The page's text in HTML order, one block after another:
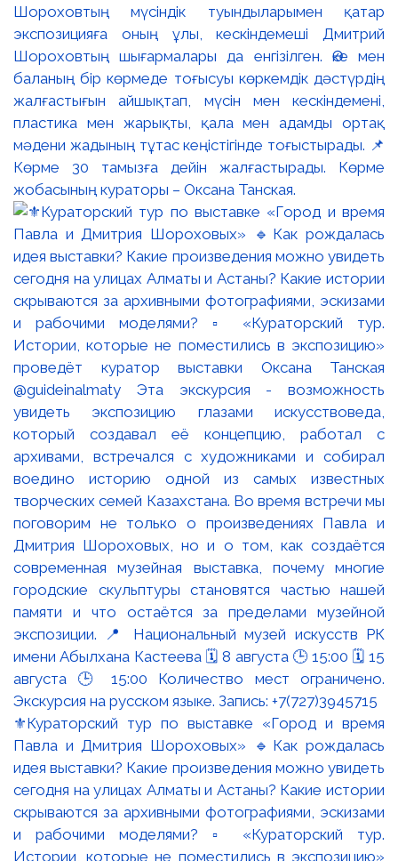
Шороховтың мүсіндік туындыларымен қатар
экспозицияға оның ұлы, кескіндемеші Дмитрий
Шороховтың шығармалары да енгізілген. Әке мен
баланың бір көрмеде тоғысуы көркемдік дәстүрдің
жалғастығын айшықтап, мүсін мен кескіндемені,
пластика мен жарықты, қала мен адамды ортақ
мәдени жадының тұтас кеңістігінде тоғыстырады. 📌
Көрме 30 тамызға дейін жалғастырады. Көрме
жобасының кураторы – Оксана Танская.
⚜️Кураторский тур по выставке «Город и время
Павла и Дмитрия Шороховых» 🔹Как рождалась
идея выставки? Какие произведения можно увидеть
сегодня на улицах Алматы и Астаны? Какие истории
скрываются за архивными фотографиями, эскизами
и рабочими моделями? ▫️ «Кураторский тур.
Истории, которые не поместились в экспозицию»